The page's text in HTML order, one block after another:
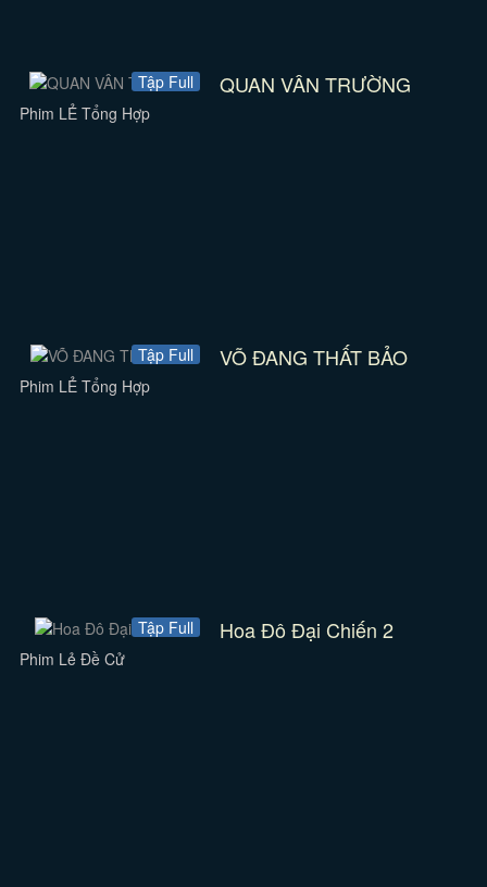
Tập Full QUAN VÂN TRƯỜNG
Phim LẺ Tổng Hợp
Tập Full VÕ ĐANG THẤT BẢO
Phim LẺ Tổng Hợp
Tập Full Hoa Đô Đại Chiến 2
Phim Lẻ Đề Cử